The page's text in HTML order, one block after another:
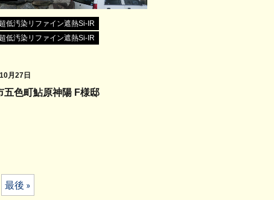
低汚染リファイン遮熱Si-IR
低汚染リファイン遮熱Si-IR
月27日
五色町鮎原神陽 F様邸
最後 »